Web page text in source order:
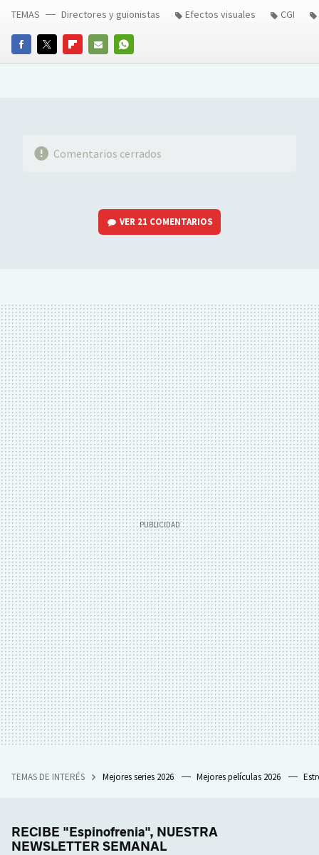
FACEBOOKTWITTERFLIPBOARD
E-
WHATSAPP
TEMAS Directores y guionistas Efectos visuales CGI
Comentarios cerrados
VER 21 COMENTARIOS
TEMAS DE INTERÉS Mejores series 2026 Mejores películas 2026
RECIBE "Espinofrenia", NUESTRA
NEWSLETTER SEMANAL